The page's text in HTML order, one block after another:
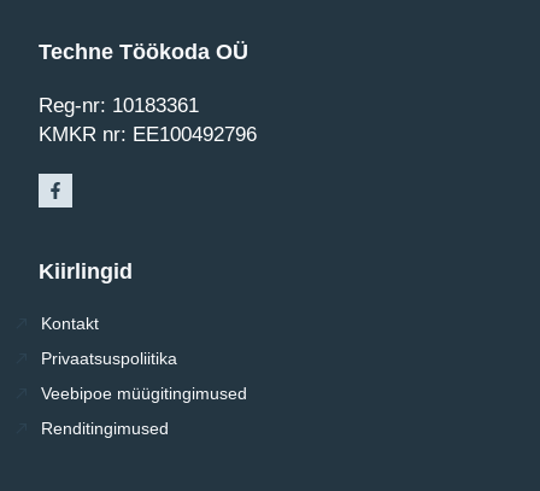
Techne Töökoda OÜ
Reg-nr: 10183361
KMKR nr: EE100492796
Kiirlingid
Kontakt
Privaatsuspoliitika
Veebipoe müügitingimused
Renditingimused